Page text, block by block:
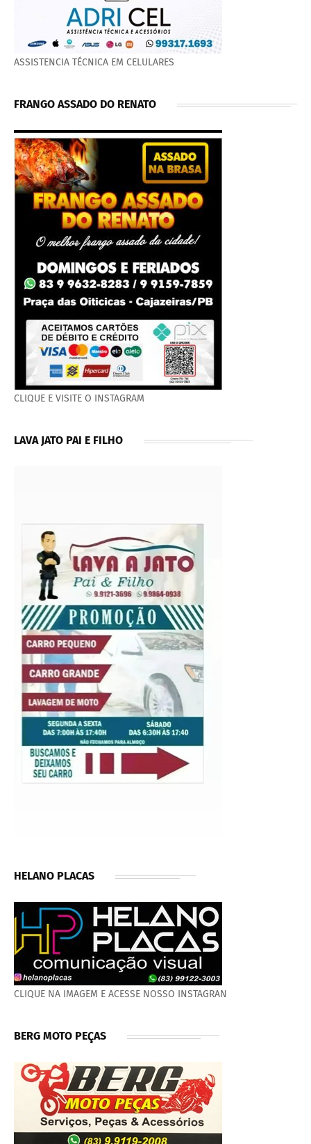
ASSISTENCIA TÉCNICA EM CELULARES
FRANGO ASSADO DO RENATO
CLIQUE E VISITE O INSTAGRAM
LAVA JATO PAI E FILHO
HELANO PLACAS
CLIQUE NA IMAGEM E ACESSE NOSSO INSTAGRAN
BERG MOTO PEÇAS